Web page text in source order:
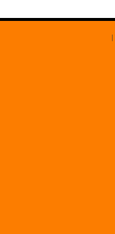
｜